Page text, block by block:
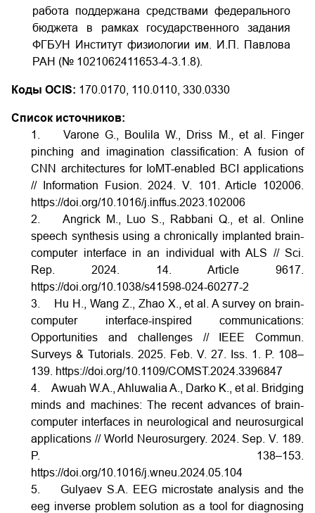
работа поддержана средствами федерального
бюджета в рамках государственного задания
ФГБУН Институт физиологии им. И.П. Павлова
РАН (№ 1021062411653-4-3.1.8).
Коды OCIS: 170.0170, 110.0110, 330.0330
Список источников:
1. Varone G., Boulila W., Driss M., et al. Finger
pinching and imagination classification: A fusion of
CNN architectures for IoMT-enabled BCI applications
// Information Fusion. 2024. V. 101. Article 102006.
https://doi.org/10.1016/j.inffus.2023.102006
2. Angrick M., Luo S., Rabbani Q., et al. Online
speech synthesis using a chronically implanted brain-
computer interface in an individual with ALS // Sci.
Rep. 2024. 14. Article 9617.
https://doi.org/10.1038/s41598-024-60277-2
3. Hu H., Wang Z., Zhao X., et al. A survey on brain-
computer interface-inspired communications:
Opportunities and challenges // IEEE Commun.
Surveys & Tutorials. 2025. Feb. V. 27. Iss. 1. P. 108–
139. https://doi.org/10.1109/COMST.2024.3396847
4. Awuah W.A., Ahluwalia A., Darko K., et al. Bridging
minds and machines: The recent advances of brain-
computer interfaces in neurological and neurosurgical
applications // World Neurosurgery. 2024. Sep. V. 189.
P. 138–153.
https://doi.org/10.1016/j.wneu.2024.05.104
5. Gulyaev S.A. EEG microstate analysis and the
eeg inverse problem solution as a tool for diagnosing